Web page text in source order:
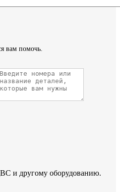
вам помочь.
и другому оборудованию.